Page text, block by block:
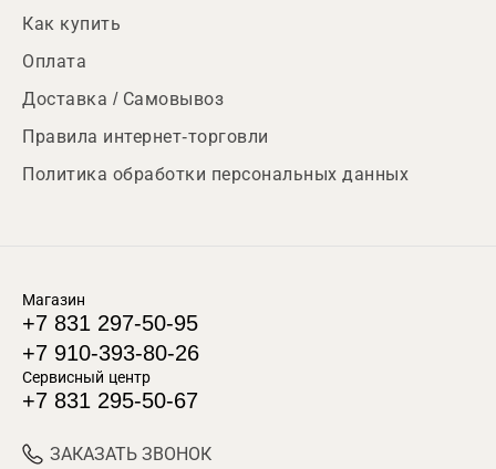
Как купить
Оплата
Доставка / Самовывоз
Правила интернет-торговли
Политика обработки персональных данных
Магазин
+7 831 297-50-95
+7 910-393-80-26
Сервисный центр
+7 831 295-50-67
ЗАКАЗАТЬ ЗВОНОК